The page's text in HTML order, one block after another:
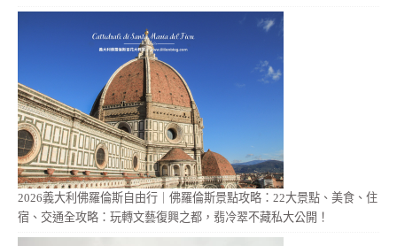
2026義大利佛羅倫斯自由行｜佛羅倫斯景點攻略：22大景點、美食、住
宿、交通全攻略：玩轉文藝復興之都，翡冷翠不藏私大公開！